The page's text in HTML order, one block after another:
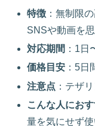
特徴 ：無制限
SNSや動画を
対応期間 ：1日
価格目安 ：5日
注意点 ：テザ
こんな人にお
量を気にせず